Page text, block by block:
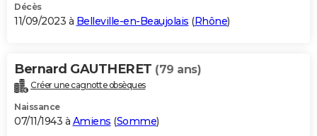
Décès
11/09/2023 à Belleville-en-Beaujolais (Rhône)
Bernard GAUTHERET (79 ans)
Créer une cagnotte obsèques
Naissance
07/11/1943 à Amiens (Somme)